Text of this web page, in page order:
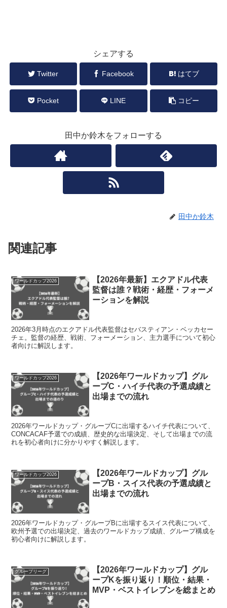
シェアする
Twitter Facebook はてブ
Pocket LINE コピー
田中か鈴木をフォローする
田中か鈴木
関連記事
ワールドカップ2026
【2026年最新】エクアドル代表
監督は誰？戦術・経歴・フォーメ
ーションを解説
2026年3月時点のエクアドル代表監督はセバスティアン・ベッカセー
チェ。監督の経歴、戦術、フォーメーション、主力選手について初心
者向けに解説します。
ワールドカップ2026
【2026年ワールドカップ】グル
ープC・ハイチ代表の予選成績と
出場までの流れ
2026年ワールドカップ・グループCに出場するハイチ代表について、
CONCACAF予選での成績、歴史的な出場決定、そして出場までの流
れを初心者向けに分かりやすく解説します。
ワールドカップ2026
【2026年ワールドカップ】グル
ープB・スイス代表の予選成績と
出場までの流れ
2026年ワールドカップ・グループBに出場するスイス代表について、
欧州予選での出場決定、過去のワールドカップ成績、グループ構成を
初心者向けに解説します。
グループリーグ
【2026年ワールドカップ】グル
ープKを振り返り！順位・結果・
MVP・ベストイレブンを総まとめ